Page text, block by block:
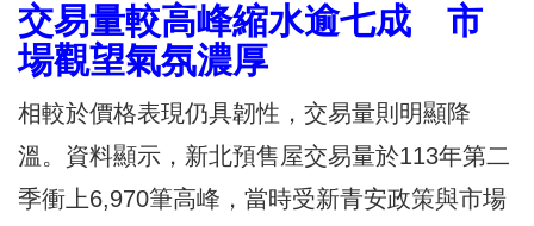
交易量較高峰縮水逾七成 市
場觀望氣氛濃厚
相較於價格表現仍具韌性，交易量則明顯降
溫。資料顯示，新北預售屋交易量於113年第二
季衝上6,970筆高峰，當時受新青安政策與市場